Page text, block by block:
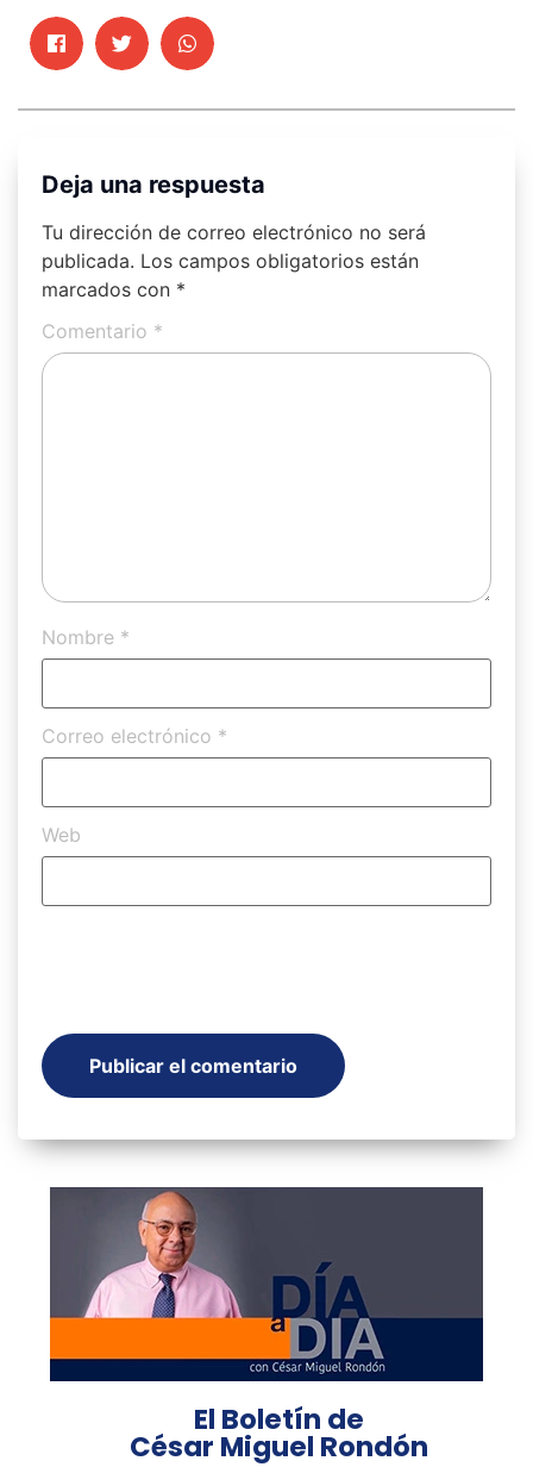
Deja una respuesta
Tu dirección de correo electrónico no será
publicada. Los campos obligatorios están
marcados con *
Comentario *
Nombre *
Correo electrónico *
Web
El Boletín de
César Miguel Rondón